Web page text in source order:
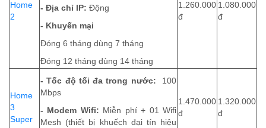
Home
2
- Địa chỉ IP: Động
- Khuyến mại
Đóng 6 tháng dùng 7 tháng
Đóng 12 tháng dùng 14 tháng
1.260.000
đ
1.080.000
đ
Home
3
Super
- Tốc độ tối đa trong nước:
100
Mbps
- Modem Wifi: Miễn phí + 01 Wifi
Mesh (thiết bị khuếch đại tín hiệu
1.470.000
đ
1.320.000
đ